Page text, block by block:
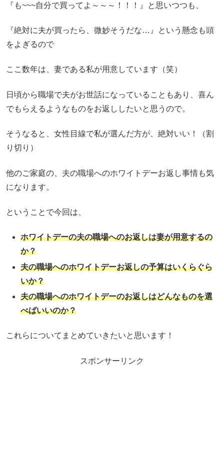
『も~~~自分で買ってよ～～～！！！』と思いつつも、
『絶対に夫が買ったら、微妙そうだな…』という懸念も頭
をよぎるので
ここ数年は、妻である私が用意しています（笑）
日頃から職場で夫がお世話になっていることもあり、喜ん
でもらえるようなものをお返ししたいと思うので。
そうなると、女性目線で私が選んだ方が、絶対いい！（割
り切り）
他のご家庭の、夫の職場へのホワイトデーお返し事情も気
になります。
ということで今回は、
ホワイトデーの夫の職場へのお返しは妻が用意するの
か？
夫の職場へのホワイトデーお返しの予算はいくらぐら
いか？
夫の職場へのホワイトデーのお返しはどんなものを選
べばいいのか？
これらについてまとめていきたいと思います！
スポンサーリンク